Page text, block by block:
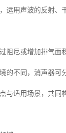
运用声波的反射、
阻尼或增加排气面
的不同，消声器可
与适用场景，共同